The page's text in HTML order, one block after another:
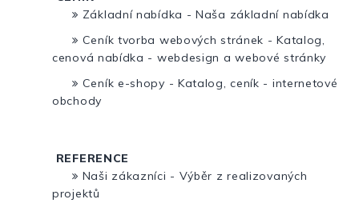
Základní nabídka - Naša základní nabídka
Ceník tvorba webových stránek - Katalog,
cenová nabídka - webdesign a webové stránky
Ceník e-shopy - Katalog, ceník - internetové
obchody
REFERENCE
Naši zákazníci - Výběr z realizovaných
projektů